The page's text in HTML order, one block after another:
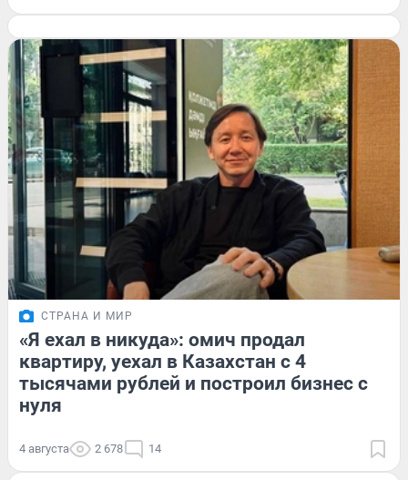
СТРАНА И МИР
«Я ехал в никуда»: омич продал
квартиру, уехал в Казахстан с 4
тысячами рублей и построил бизнес с
нуля
4 августа 2 678 14